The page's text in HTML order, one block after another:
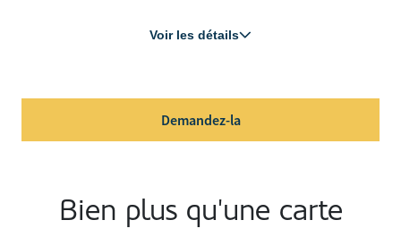
Voir les détails
Demandez-la
Bien plus qu'une carte